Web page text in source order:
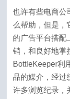
也许有些电商公
么帮助，但是，
的广告平台搭配
销，和良好地掌
BottleKeeper利
品的媒介，经过
许多浏览纪录，